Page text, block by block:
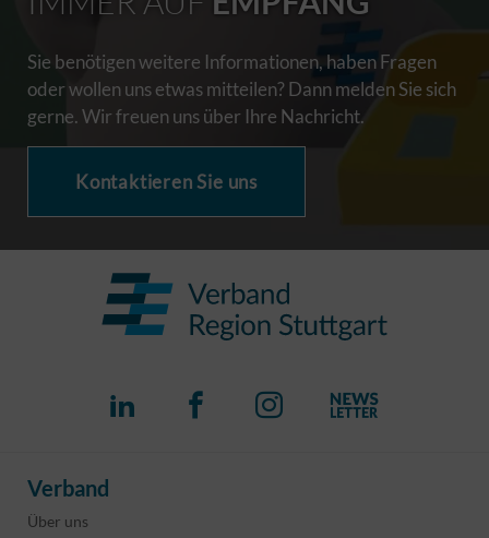
Sie benötigen weitere Informationen, haben Fragen
oder wollen uns etwas mitteilen? Dann melden Sie sich
gerne. Wir freuen uns über Ihre Nachricht.
Kontaktieren Sie uns
Verband
Über uns